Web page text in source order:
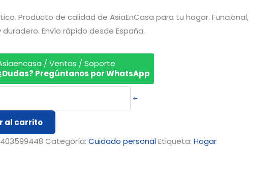
Producto de calidad de AsiaEnCasa para tu hogar. Funcional,
Envío rápido desde España.
/ Ventas / Soporte
Pregúntanos por WhatsApp
+
al carrito
Categoría:Cuidado personalEtiqueta:Hogar